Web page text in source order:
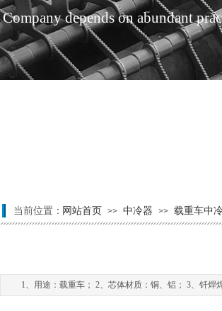
Company depends on abundant
当前位置： 网站首页 >> 中冷器 >> 载重车中
1、用途：载重车； 2、芯体材质：铜、铝； 3、钎焊